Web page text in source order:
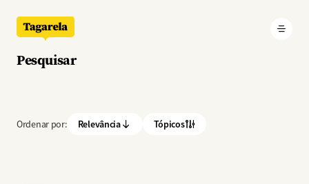
Pesquisar
Ordenar por: Relevância Tópicos